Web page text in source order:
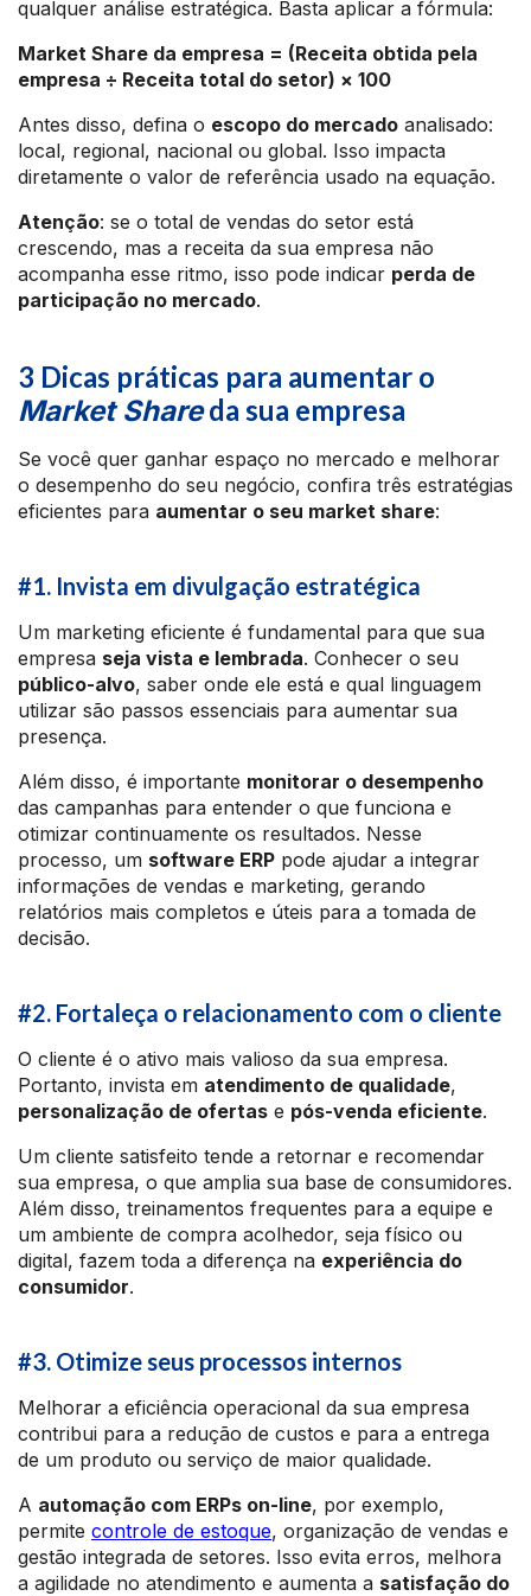
qualquer análise estratégica. Basta aplicar a fórmula:
Market Share da empresa = (Receita obtida pela
empresa ÷ Receita total do setor) × 100
Antes disso, defina o escopo do mercado analisado:
local, regional, nacional ou global. Isso impacta
diretamente o valor de referência usado na equação.
Atenção: se o total de vendas do setor está
crescendo, mas a receita da sua empresa não
acompanha esse ritmo, isso pode indicar perda de
participação no mercado.
3 Dicas práticas para aumentar o
Market Shareda sua empresa
Se você quer ganhar espaço no mercado e melhorar
o desempenho do seu negócio, confira três estratégias
eficientes para aumentar o seu market share:
#1. Invista em divulgação estratégica
Um marketing eficiente é fundamental para que sua
empresa seja vista e lembrada. Conhecer o seu
público-alvo, saber onde ele está e qual linguagem
utilizar são passos essenciais para aumentar sua
presença.
Além disso, é importante monitorar o desempenho
das campanhas para entender o que funciona e
otimizar continuamente os resultados. Nesse
processo, um software ERP pode ajudar a integrar
informações de vendas e marketing, gerando
relatórios mais completos e úteis para a tomada de
decisão.
#2. Fortaleça o relacionamento com o cliente
O cliente é o ativo mais valioso da sua empresa.
Portanto, invista em atendimento de qualidade,
personalização de ofertas e pós-venda eficiente.
Um cliente satisfeito tende a retornar e recomendar
sua empresa, o que amplia sua base de consumidores.
Além disso, treinamentos frequentes para a equipe e
um ambiente de compra acolhedor, seja físico ou
digital, fazem toda a diferença na experiência do
consumidor.
#3. Otimize seus processos internos
Melhorar a eficiência operacional da sua empresa
contribui para a redução de custos e para a entrega
de um produto ou serviço de maior qualidade.
A automação com ERPs on-line, por exemplo,
permite controle de estoque, organização de vendas e
gestão integrada de setores. Isso evita erros, melhora
a agilidade no atendimento e aumenta a satisfação do